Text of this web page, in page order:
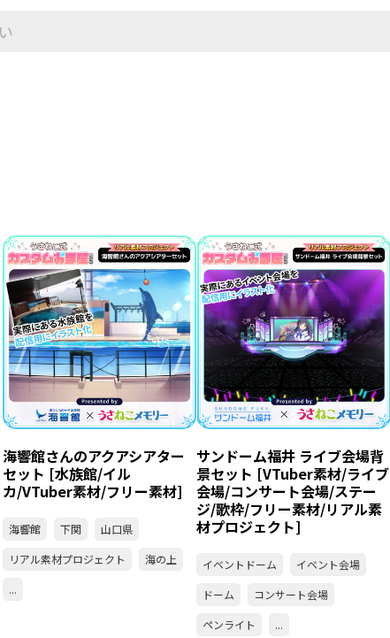
海響館さんのアクアシアター
セット [水族館/イル
カ/VTuber素材/フリー素材]
海響館 下関
山口県
リアル素材プロジェクト
海の上
...
サンドーム福井 ライブ会場背
景セット [VTuber素材/ライブ
会場/コンサート会場/ステー
ジ/歌枠/フリー素材/リアル素
材プロジェクト]
イベントドーム
イベント会場
ドーム
コンサート会場
ペンライト
...